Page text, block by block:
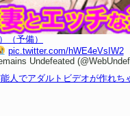
（予備）
pic.twitter.com/hWE4eVsIW2
Undefeated
能人でアダルトビデオが作れち